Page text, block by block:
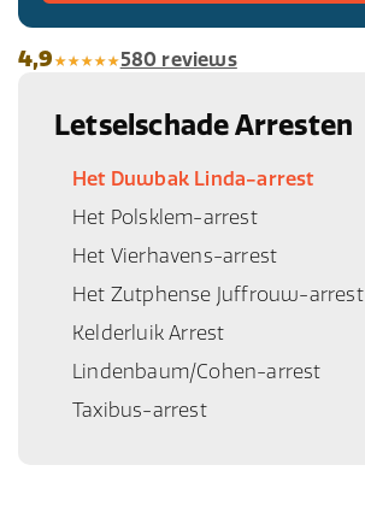
4,9 580 reviews
Letselschade Arresten
Het Duwbak Linda-arrest
Het Polsklem-arrest
Het Vierhavens-arrest
Het Zutphense Juffrouw-arrest
Kelderluik Arrest
Lindenbaum/Cohen-arrest
Taxibus-arrest